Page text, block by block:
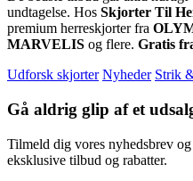
undtagelse. Hos Skjorter Til
premium herreskjorter fra
MARVELIS og flere. Gratis
Udforsk skjorter Nyheder Strik
Gå aldrig glip af et
Tilmeld dig vores nyhedsbrev
eksklusive tilbud og rabatter.